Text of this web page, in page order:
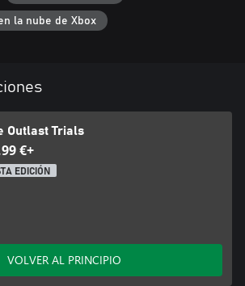
la nube de Xbox
Outlast Trials
€+
EDICIÓN
VOLVER AL PRINCIPIO